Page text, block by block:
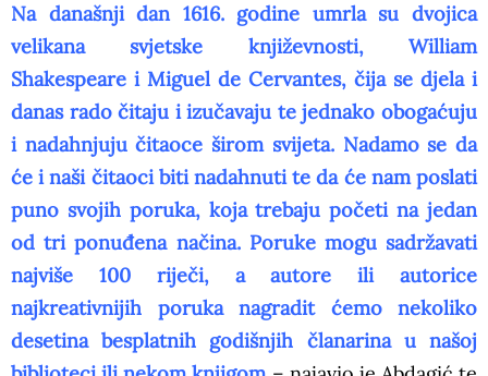
Na današnji dan 1616. godine umrla su dvojica
velikana svjetske književnosti, William
Shakespeare i Miguel de Cervantes, čija se djela i
danas rado čitaju i izučavaju te jednako obogaćuju
i nadahnjuju čitaoce širom svijeta. Nadamo se da
će i naši čitaoci biti nadahnuti te da će nam poslati
puno svojih poruka, koja trebaju početi na jedan
od tri ponuđena načina. Poruke mogu sadržavati
najviše 100 riječi, a autore ili autorice
najkreativnijih poruka nagradit ćemo nekoliko
desetina besplatnih godišnjih članarina u našoj